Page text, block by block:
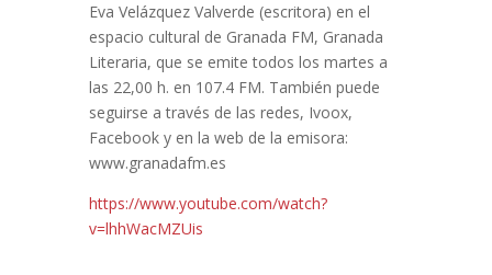
Eva Velázquez Valverde (escritora) en el
espacio cultural de Granada FM, Granada
Literaria, que se emite todos los martes a
las 22,00 h. en 107.4 FM. También puede
seguirse a través de las redes, Ivoox,
Facebook y en la web de la emisora:
www.granadafm.es
https://www.youtube.com/watch?
v=lhhWacMZUis